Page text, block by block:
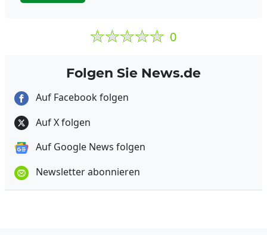
0
Folgen Sie News.de
Auf Facebook folgen
Auf X folgen
Auf Google News folgen
Newsletter abonnieren